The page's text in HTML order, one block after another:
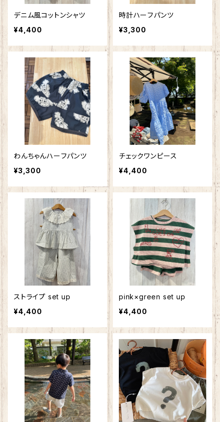
デニム風コットンシャツ
¥4,400
時計ハーフパンツ
¥3,300
わんちゃんハーフパンツ
¥3,300
チェックワンピース
¥4,400
ストライプ set up
¥4,400
pink×green set up
¥4,400